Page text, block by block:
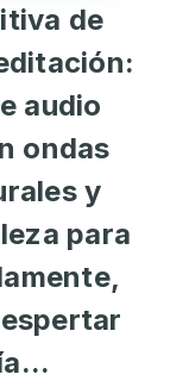
de
audio
ondas
y
para